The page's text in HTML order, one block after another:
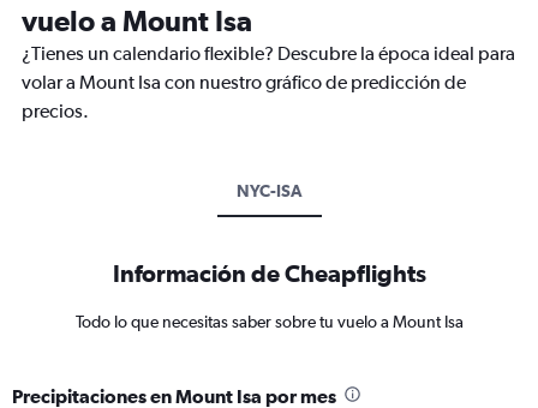
vuelo a Mount Isa
¿Tienes un calendario flexible? Descubre la época ideal para
volar a Mount Isa con nuestro gráfico de predicción de
precios.
NYC-ISA
Información de Cheapflights
Todo lo que necesitas saber sobre tu vuelo a Mount Isa
Precipitaciones en Mount Isa por mes